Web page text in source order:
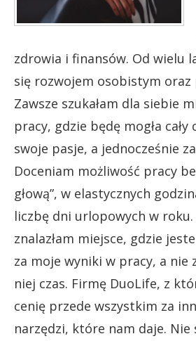
zdrowia i finansów. Od wielu
się rozwojem osobistym oraz
Zawsze szukałam dla siebie
pracy, gdzie będę mogła cały
swoje pasje, a jednocześnie
Doceniam możliwość pracy
głową”, w elastycznych
liczbę dni urlopowych w roku.
znalazłam miejsce, gdzie
za moje wyniki w pracy, a nie
niej czas. Firmę DuoLife, z
cenię przede wszystkim za
narzędzi, które nam daje. Nie